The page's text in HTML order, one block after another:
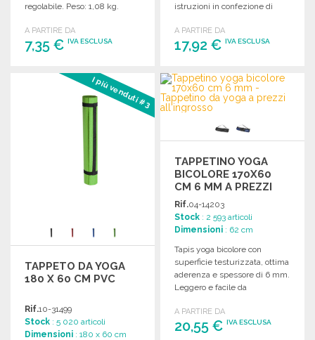
regolabile. Peso: 1,08 kg.
A PARTIRE DA
7,35 € IVA ESCLUSA
ORDINARE
Richiedi un preventivo
istruzioni in confezione di
A PARTIRE DA
17,92 €IVA ESCLUSA
ORDINARE
Richiedi un preventivo
I più venduti #3
TAPPETO DA YOGA
180 X 60 CM PVC
Rif.10-31499
Stock : 5 020 articoli
Dimensioni : 180 x 60 cm
TAPPETINO YOGA
BICOLORE 170X60
CM 6 MM A PREZZI
ALL'INGROSSO
Rif.04-14203
Stock : 2 593 articoli
Dimensioni : 62 cm
Tapis yoga bicolore con
superficie testurizzata, ottima
aderenza e spessore di 6 mm.
Leggero e facile da
60 cm.
A PARTIRE DA
20,55 €IVA ESCLUSA